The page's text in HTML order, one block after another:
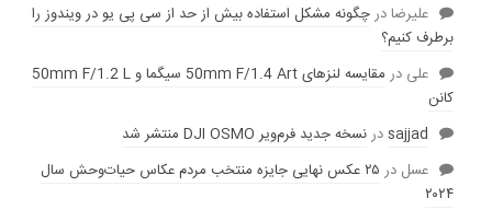
عليرضادرچگونه مشکل استفاده بیش از حد از سی پی یو در ویندوز را
برطرف کنیم؟
علی در
مقایسه لنز‌های 50mm F/1.4 Art سیگما و 50mm F/1.2 L
کانن
sajjadدرنسخه جدید فرم‌ویر DJI OSMO منتشر شد
عسل در
۲۵ عکس نهایی جایزه منتخب مردم عکاس حیات‌وحش سال
۲۰۲۴